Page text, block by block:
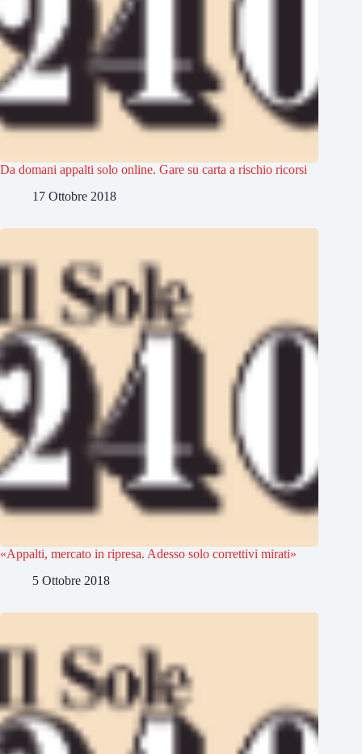
Da domani appalti solo online. Gare su carta a rischio ricorsi
17 Ottobre 2018
«Appalti, mercato in ripresa. Adesso solo correttivi mirati»
5 Ottobre 2018